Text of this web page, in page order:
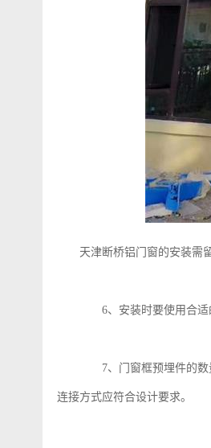
天津断桥铝门窗的安装需
6、安装时要使用合适
7、门窗框预埋件的数
连接方式应符合设计要求。